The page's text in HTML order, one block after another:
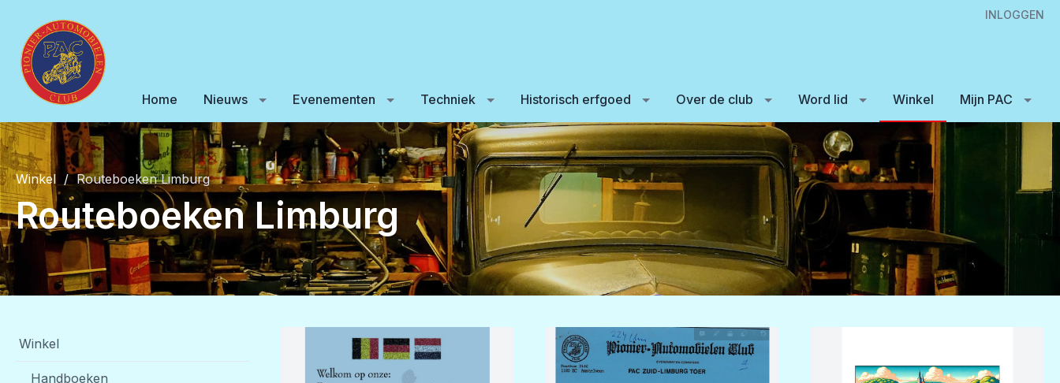
INLOGGEN
Home Nieuws Evenementen Techniek Historisch erfgoed Over de club Word lid Winkel Mijn PAC
Winkel Routeboeken Limburg
Routeboeken Limburg
Winkel
Handboeken